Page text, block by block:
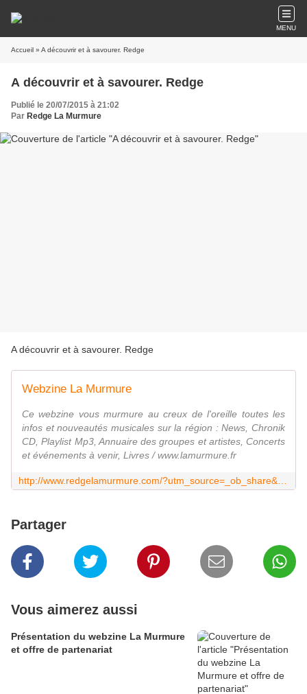
MENU
Accueil » A découvrir et à savourer. Redge
A découvrir et à savourer. Redge
Publié le 20/07/2015 à 21:02
Par Redge La Murmure
A découvrir et à savourer. Redge
Webzine La Murmure
Ce webzine vous murmure au creux de l'oreille toutes les
infos et nouveautés musicales sur la région : News, Chronik
CD, Playlist Mp3, Annuaire des groupes et artistes, Concerts
et événements à venir, Livres / www.lamurmure.fr
Partager
Vous aimerez aussi
Présentation du webzine La Murmure
et offre de partenariat